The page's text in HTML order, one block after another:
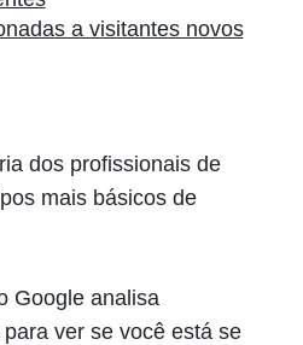
a visitantes novos
dos profissionais de
mais básicos de
Google analisa
ver se você está se